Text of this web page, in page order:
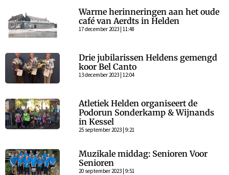
Warme herinneringen aan het oude
café van Aerdts in Helden
17 december 2023 | 11:48
Drie jubilarissen Heldens gemengd
koor Bel Canto
13 december 2023 | 12:04
Atletiek Helden organiseert de
Podorun Sonderkamp & Wijnands
in Kessel
25 september 2023 | 9:21
Muzikale middag: Senioren Voor
Senioren
20 september 2023 | 9:51